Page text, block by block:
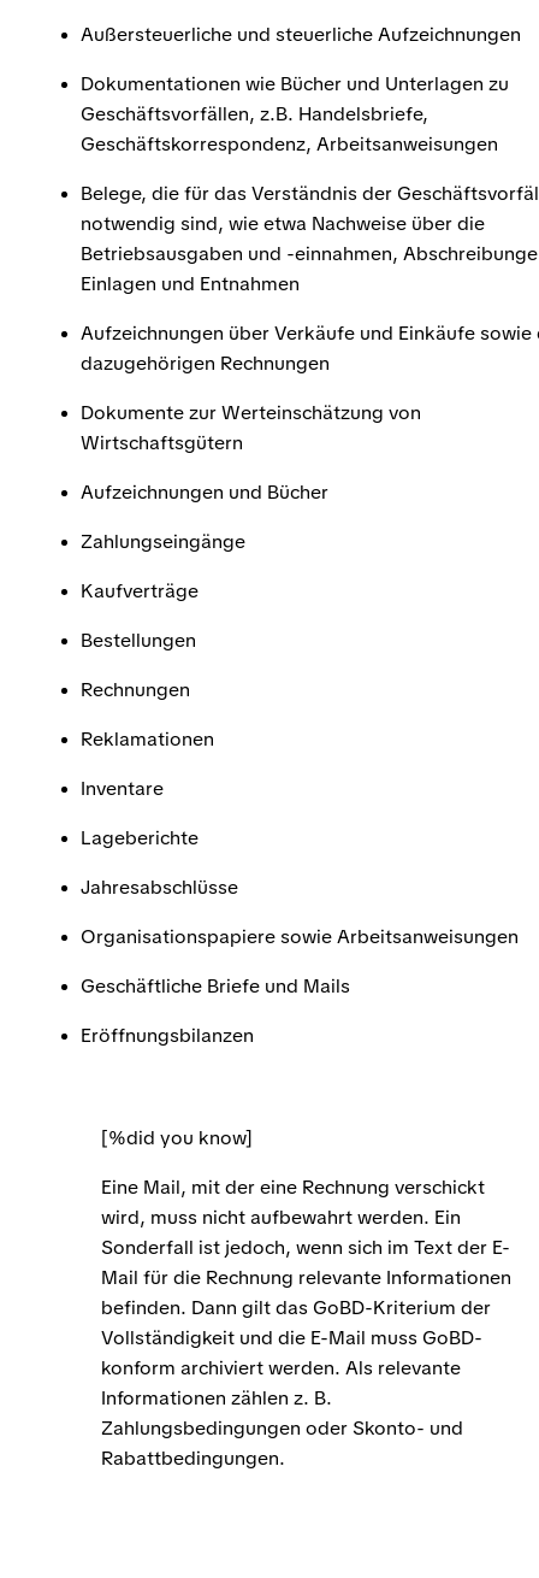
Außersteuerliche und steuerliche Aufzeichnungen
Dokumentationen wie Bücher und Unterlagen zu
Geschäftsvorfällen, z.B. Handelsbriefe,
Geschäftskorrespondenz, Arbeitsanweisungen
Belege, die für das Verständnis der
notwendig sind, wie etwa Nachweise über die
Betriebsausgaben und -einnahmen,
Einlagen und Entnahmen
Aufzeichnungen über Verkäufe und Einkäufe sowie
dazugehörigen Rechnungen
Dokumente zur Werteinschätzung von
Wirtschaftsgütern
Aufzeichnungen und Bücher
Zahlungseingänge
Kaufverträge
Bestellungen
Rechnungen
Reklamationen
Inventare
Lageberichte
Jahresabschlüsse
Organisationspapiere sowie Arbeitsanweisungen
Geschäftliche Briefe und Mails
Eröffnungsbilanzen
[%did you know]
Eine Mail, mit der eine Rechnung verschickt
wird, muss nicht aufbewahrt werden. Ein
Sonderfall ist jedoch, wenn sich im Text der E-
Mail für die Rechnung relevante Informationen
befinden. Dann gilt das GoBD-Kriterium der
Vollständigkeit und die E-Mail muss GoBD-
konform archiviert werden. Als relevante
Informationen zählen z. B.
Zahlungsbedingungen oder Skonto- und
Rabattbedingungen.